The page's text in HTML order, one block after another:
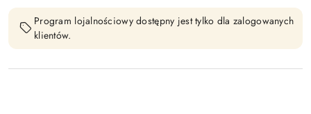
Program lojalnościowy dostępny jest tylko dla zalogowanych
klientów.